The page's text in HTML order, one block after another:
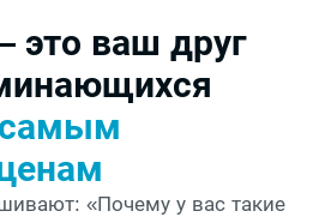
это ваш друг
«Почему у вас такие